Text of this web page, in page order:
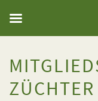
ZÜCHTER